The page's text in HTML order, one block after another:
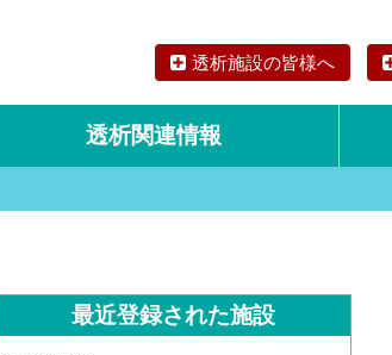
透析施設の皆様へ
透析関連情報
最近登録された施設